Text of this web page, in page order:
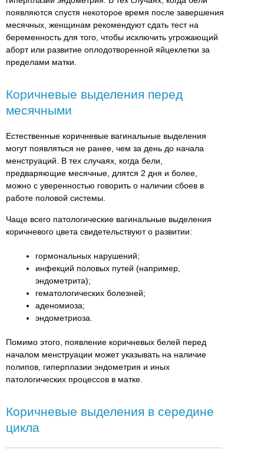
появляются спустя некоторое время после завершения
месячных, женщинам рекомендуют сдать тест на
беременность для того, чтобы исключить угрожающий
аборт или развитие оплодотворенной яйцеклетки за
пределами матки.
Коричневые выделения перед
месячными
Естественные коричневые вагинальные выделения
могут появляться не ранее, чем за день до начала
менструаций. В тех случаях, когда бели,
предваряющие месячные, длятся 2 дня и более,
можно с уверенностью говорить о наличии сбоев в
работе половой системы.
Чаще всего патологические вагинальные выделения
коричневого цвета свидетельствуют о развитии:
гормональных нарушений;
инфекций половых путей (например,
эндометрита);
гематологических болезней;
аденомиоза;
эндометриоза.
Помимо этого, появление коричневых белей перед
началом менструации может указывать на наличие
полипов, гиперплазии эндометрия и иных
патологических процессов в матке.
Коричневые выделения в середине
цикла